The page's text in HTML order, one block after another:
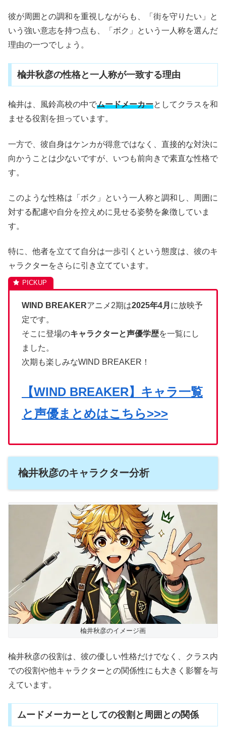
彼が周囲との調和を重視しながらも、「街を守りたい」と
いう強い意志を持つ点も、「ボク」という一人称を選んだ
理由の一つでしょう。
楡井秋彦の性格と一人称が一致する理由
楡井は、風鈴高校の中でムードメーカーとしてクラスを和
ませる役割を担っています。
一方で、彼自身はケンカが得意ではなく、直接的な対決に
向かうことは少ないですが、いつも前向きで素直な性格で
す。
このような性格は「ボク」という一人称と調和し、周囲に
対する配慮や自分を控えめに見せる姿勢を象徴していま
す。
特に、他者を立てて自分は一歩引くという態度は、彼のキ
ャラクターをさらに引き立てています。
WIND BREAKERアニメ2期は2025年4月 に放映予
定です。
そこに登場のキャラクターと声優学歴を一覧にし
ました。
次期も楽しみなWIND BREAKER！
【WIND BREAKER】キャラ一覧
と声優まとめはこちら>>>
楡井秋彦のキャラクター分析
楡井秋彦のイメージ画
楡井秋彦の役割は、彼の優しい性格だけでなく、クラス内
での役割や他キャラクターとの関係性にも大きく影響を与
えています。
ムードメーカーとしての役割と周囲との関係